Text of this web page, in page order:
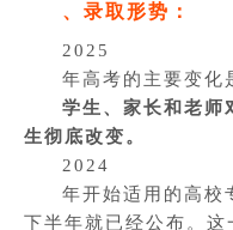
、录取形势：
2025
年高考的主要变化
学生、家长和老师
生彻底改变。
2024
年开始适用的高校
下半年就已经公布。